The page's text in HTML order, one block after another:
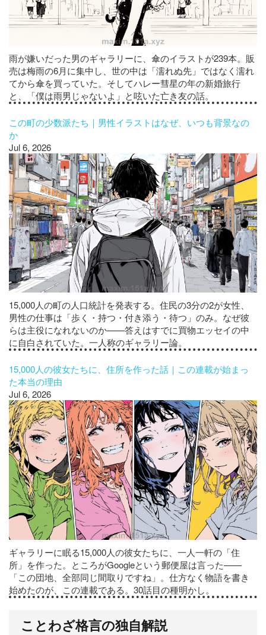
雨が嫌いだった男のギャラリーに、傘のイラストが239本。販
売は梅雨の6月に集中し、世の中は「濡れぬ先」ではなく濡れ
てから傘を買っていた。そしてハレー彗星の年の新婚旅行
と、「僕は雨男じゃないよ」と呟いた亡き友の話。
この町の少数派たち｜男性イラストはなぜ、いつも背景なの
か
Jul 6, 2026
15,000人の町の人口統計を発表する。住民の3分の2が女性、
男性の仕事は「歩く・持つ・付き添う・待つ」のみ。なぜ彼
らは主役になれないのか——答えはすでに買物エッセイの中
に自白されていた。一人称のギャラリー論。
15,000人の彼女たちに、住所を作った話｜この連載が始まっ
た本当の理由
Jul 6, 2026
ギャラリーに眠る15,000人の彼女たちに、一人一軒の「住
所」を作った。ところがGoogleという郵便屋は言った——
「この団地、全部同じ間取りですね」。仕方なく物語を書き
始めたのが、この連載である。30話目の種明かし。
ことわざ格言の独自解説